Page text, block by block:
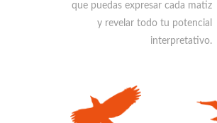
que puedas expresar cada matiz
y revelar todo tu potencial
interpretativo.